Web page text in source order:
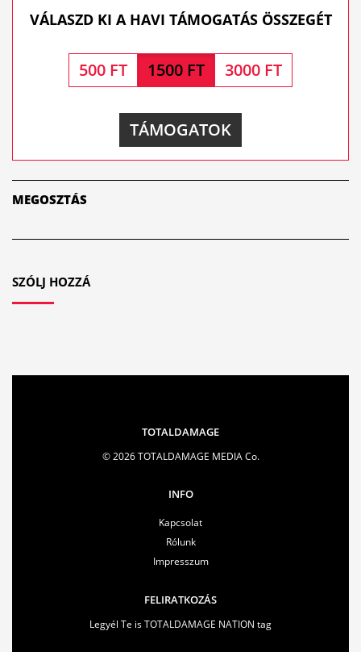
VÁLASZD KI A HAVI TÁMOGATÁS ÖSSZEGÉT
500 FT 1500 FT 3000 FT
TÁMOGATOK
MEGOSZTÁS
SZÓLJ HOZZÁ
TOTALDAMAGE
© 2026 TOTALDAMAGE MEDIA Co.
INFO
Kapcsolat
Rólunk
Impresszum
FELIRATKOZÁS
Legyél Te is TOTALDAMAGE NATION tag